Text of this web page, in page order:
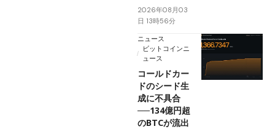
2026年08月03
日 13時56分
ニュース
ビットコインニ
ュース
コールドカー
ドのシード生
成に不具合
──134億円超
のBTCが流出